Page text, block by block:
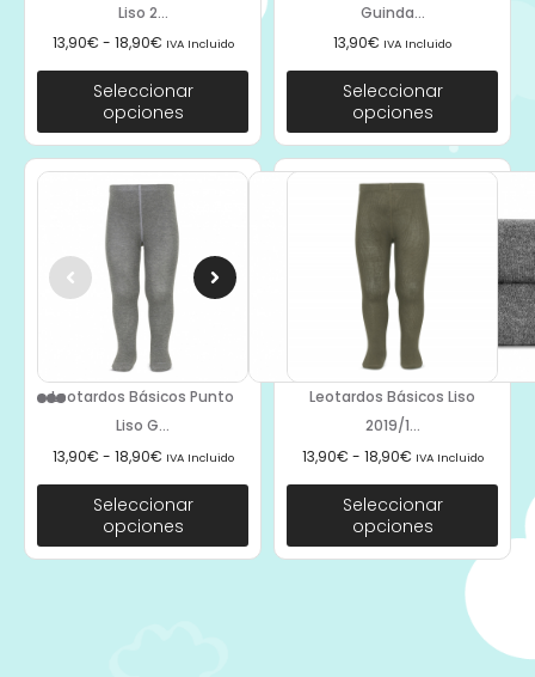
Liso 2...
13,90€ - 18,90€ IVA Incluido
Seleccionar
opciones
Guinda...
13,90€ IVA Incluido
Seleccionar
opciones
Leotardos Básicos Punto
Liso G...
13,90€ - 18,90€ IVA Incluido
Seleccionar
opciones
Leotardos Básicos Liso
2019/1...
13,90€ - 18,90€ IVA Incluido
Seleccionar
opciones